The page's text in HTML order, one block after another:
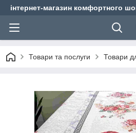
інтернет-магазин комфортного
Товари та послуги Товари